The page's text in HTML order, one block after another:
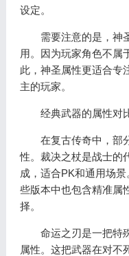
设定。
需要注意的是，神圣
用。因为玩家角色不属
此，神圣属性更适合专
主的玩家。
经典武器的属性对
在复古传奇中，部分
性。裁决之杖是战士的
成，适合PK和通用场
些版本中也包含精准属
择。
命运之刃是一把特殊
属性。这把武器在对不